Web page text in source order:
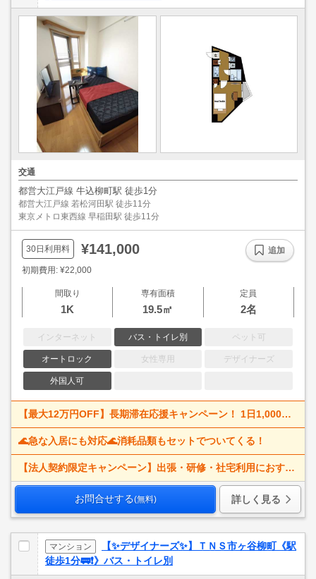
交通
都営大江戸線 牛込柳町駅 徒歩1分
都営大江戸線 若松河田駅 徒歩11分
東京メトロ東西線 早稲田駅 徒歩11分
30日利用料 ¥141,000
初期費用: ¥22,000
間取り
1K
専有面積
19.5㎡
定員
2名
インターネット バス・トイレ別 ペット可
オートロック 女性専用 デザイナーズ
外国人可
追加
【最大12万円OFF】長期滞在応援キャンペーン！ 1日1,000円割引で、出張・研修・仮住まいにもおすすめ。
🌊急な入居にも対応🌊消耗品類もセットでついてくる！
【法人契約限定キャンペーン】出張・研修・社宅利用におすすめ！
お問合せする(無料) 詳しく見る
マンション
【✨デザイナーズ✨】ＴＮＳ市ヶ谷柳町《駅
徒歩1分🚃❗》バス・トイレ別